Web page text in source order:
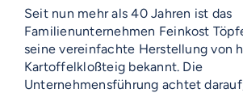
Seit nun mehr als 40 Jahren ist das
Familienunternehmen Feinkost
seine vereinfachte Herstellung von
Kartoffelkloßteig bekannt. Die
Unternehmensführung achtet